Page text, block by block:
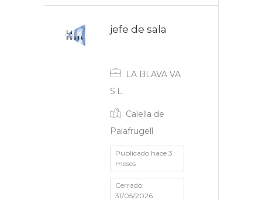
jefe de sala
LA BLAVA VA
S.L.
Calella de
Palafrugell
Publicado hace 3
meses
Cerrado:
31/05/2026